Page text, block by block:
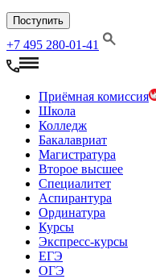
Поступить
+7 495 280-01-41
Приёмная комиссия
Школа
Колледж
Бакалавриат
Магистратура
Второе высшее
Специалитет
Аспирантура
Ординатура
Курсы
Экспресс-курсы
ЕГЭ
ОГЭ